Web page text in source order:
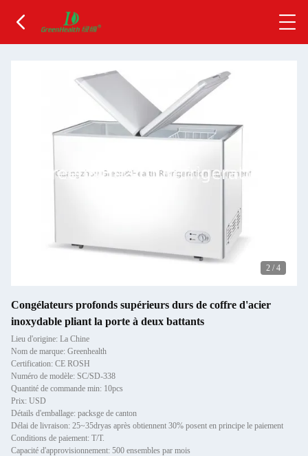
2 / 4
Congélateurs profonds supérieurs durs de coffre d'acier
inoxydable pliant la porte à deux battants
Lieu d'origine: La Chine
Nom de marque: Greenhealth
Certification: CE ROSH
Numéro de modèle: SC/SD-338
Quantité de commande min: 10pcs
Prix: USD
Détails d'emballage: packsge de canton
Délai de livraison: 25~35dryas après obtiennent 30% posent en principe le paiement
Conditions de paiement: T/T.
Capacité d'approvisionnement: 500 ensembles par mois